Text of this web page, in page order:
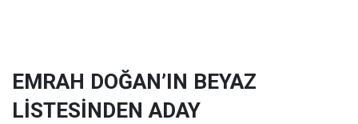
EMRAH DOĞAN’IN BEYAZ
LİSTESİNDEN ADAY